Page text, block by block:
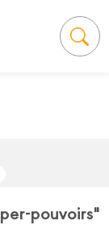
pouvoirs"